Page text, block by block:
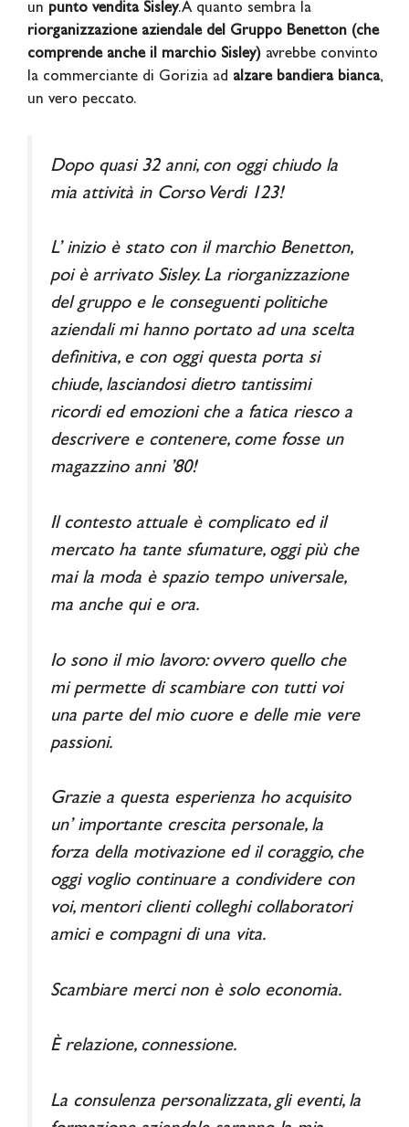
un punto vendita Sisley. A quanto sembra la
riorganizzazione aziendale del Gruppo Benetton (che
comprende anche il marchio Sisley) avrebbe convinto
la commerciante di Gorizia ad alzare bandiera bianca,
un vero peccato.
Dopo quasi 32 anni, con oggi chiudo la
mia attività in Corso Verdi 123!
L’ inizio è stato con il marchio Benetton,
poi è arrivato Sisley. La riorganizzazione
del gruppo e le conseguenti politiche
aziendali mi hanno portato ad una scelta
definitiva, e con oggi questa porta si
chiude, lasciandosi dietro tantissimi
ricordi ed emozioni che a fatica riesco a
descrivere e contenere, come fosse un
magazzino anni ’80!
Il contesto attuale è complicato ed il
mercato ha tante sfumature, oggi più che
mai la moda è spazio tempo universale,
ma anche qui e ora.
Io sono il mio lavoro: ovvero quello che
mi permette di scambiare con tutti voi
una parte del mio cuore e delle mie vere
passioni.
Grazie a questa esperienza ho acquisito
un’ importante crescita personale, la
forza della motivazione ed il coraggio, che
oggi voglio continuare a condividere con
voi, mentori clienti colleghi collaboratori
amici e compagni di una vita.
Scambiare merci non è solo economia.
È relazione, connessione.
La consulenza personalizzata, gli eventi, la